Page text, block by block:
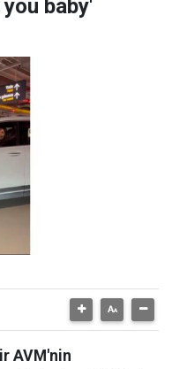
baby'
AVM'nin